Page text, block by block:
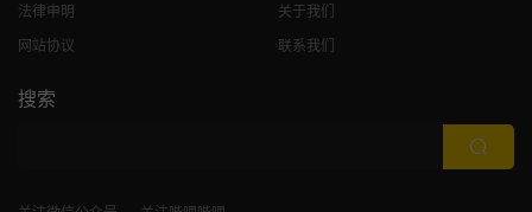
法律申明
网站协议
关于我们
联系我们
搜索